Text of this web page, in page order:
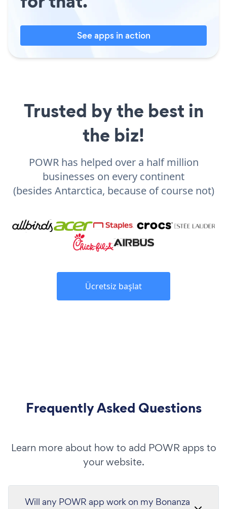
See apps in action
Trusted by the best in
the biz!
POWR has helped over a half million
businesses on every continent
(besides Antarctica, because of course not)
Ücretsiz başlat
Frequently Asked Questions
Learn more about how to add POWR apps to
your website.
Will any POWR app work on my Bonanza